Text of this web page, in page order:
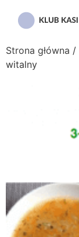
Strona główna /
witalny